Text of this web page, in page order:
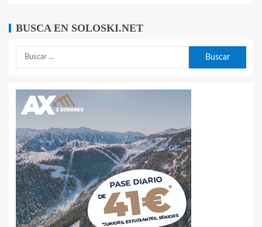
BUSCA EN SOLOSKI.NET